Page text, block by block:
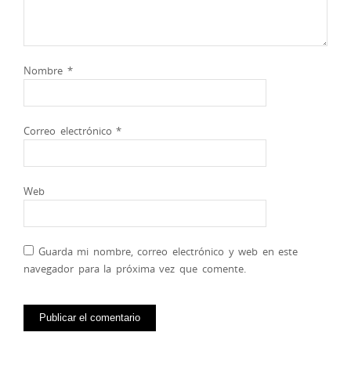
Nombre *
Correo electrónico*
Web
Guarda mi nombre, correo electrónico y web en este
navegador para la próxima vez que comente.